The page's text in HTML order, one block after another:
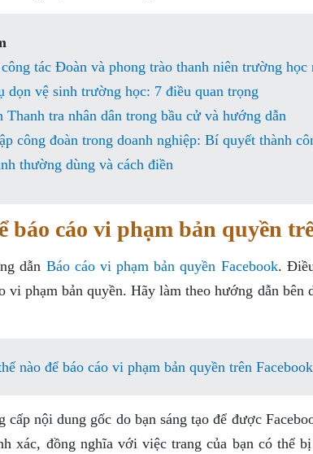
tác Đoàn và phong trào thanh niên trường học
dọn vệ sinh trường học: 7 điều quan trọng
Thanh tra nhân dân trong bầu cử và hướng dẫn
công đoàn trong doanh nghiệp: Bí quyết thành
thường dùng và cách điền
báo cáo vi phạm bản quyền
dẫn Báo cáo vi phạm bản quyền Facebook.
vi phạm bản quyền. Hãy làm theo hướng dẫn
nào để báo cáo vi phạm bản quyền trên
cấp nội dung gốc do bạn sáng tạo để được
xác, đồng nghĩa với việc trang của bạn có thể